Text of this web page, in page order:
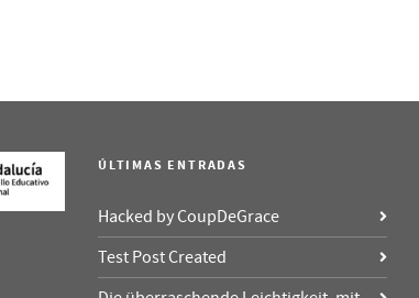
ÚLTIMAS ENTRADAS
Hacked by CoupDeGrace
Test Post Created